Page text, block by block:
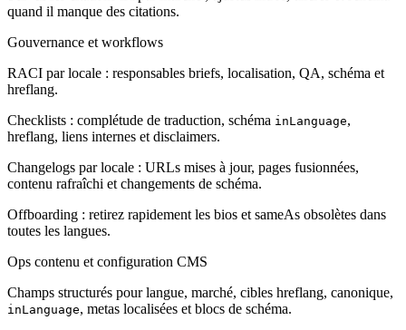
quand il manque des citations.
Gouvernance et workflows
RACI par locale : responsables briefs, localisation, QA, schéma et
hreflang.
Checklists : complétude de traduction, schéma inLanguage,
hreflang, liens internes et disclaimers.
Changelogs par locale : URLs mises à jour, pages fusionnées,
contenu rafraîchi et changements de schéma.
Offboarding : retirez rapidement les bios et sameAs obsolètes dans
toutes les langues.
Ops contenu et configuration CMS
Champs structurés pour langue, marché, cibles hreflang, canonique,
inLanguage, metas localisées et blocs de schéma.